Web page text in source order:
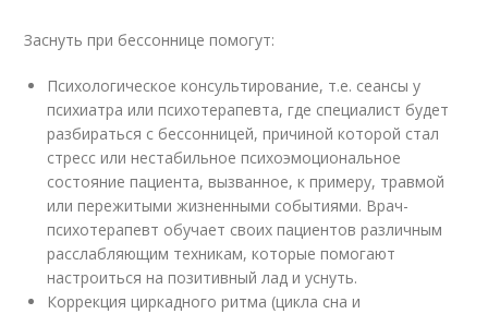
Заснуть при бессоннице помогут:
Психологическое консультирование, т.е. сеансы у
психиатра или психотерапевта, где специалист будет
разбираться с бессонницей, причиной которой стал
стресс или нестабильное психоэмоциональное
состояние пациента, вызванное, к примеру, травмой
или пережитыми жизненными событиями. Врач-
психотерапевт обучает своих пациентов различным
расслабляющим техникам, которые помогают
настроиться на позитивный лад и уснуть.
Коррекция циркадного ритма (цикла сна и